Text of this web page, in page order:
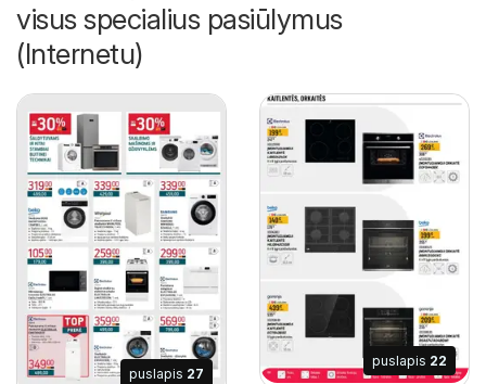
visus specialius pasiūlymus
(Internetu)
puslapis 27
puslapis 22